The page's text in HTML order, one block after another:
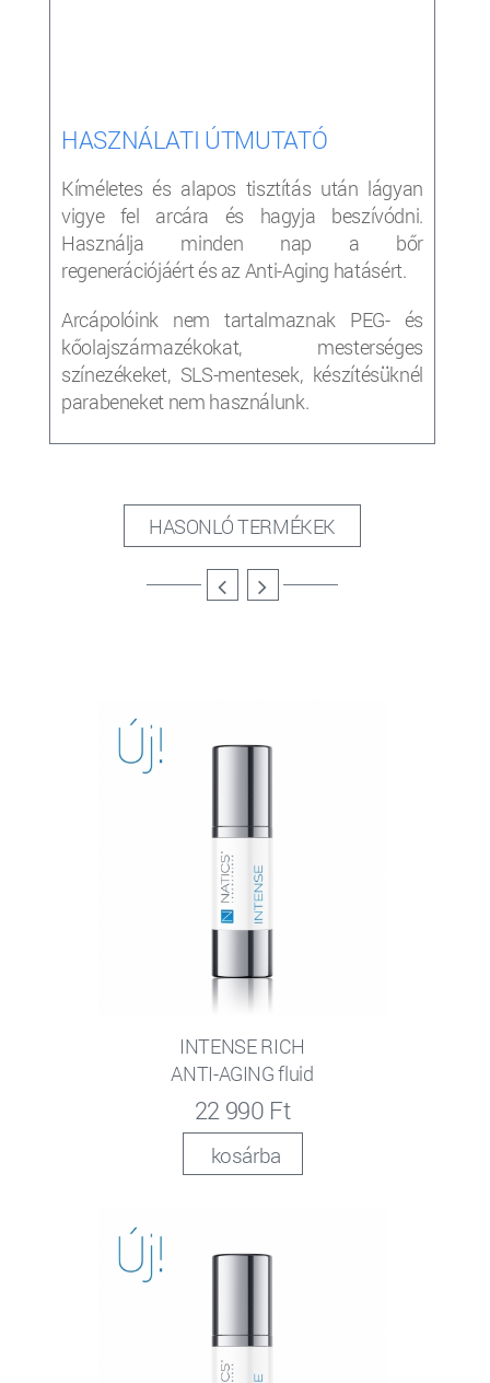
HASZNÁLATI ÚTMUTATÓ
Kíméletes és alapos tisztítás után lágyan
vigye fel arcára és hagyja beszívódni.
Használja minden nap a bőr
regenerációjáért és az Anti-Aging hatásért.
Arcápolóink nem tartalmaznak PEG- és
kőolajszármazékokat, mesterséges
színezékeket, SLS-mentesek, készítésüknél
parabeneket nem használunk.
HASONLÓ TERMÉKEK
INTENSE RICH
ANTI-AGING fluid
22 990 Ft
kosárba